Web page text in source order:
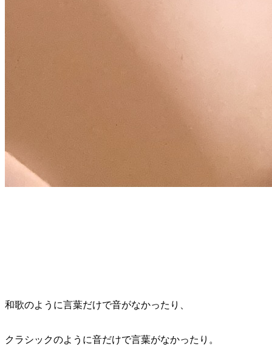
和歌のように言葉だけで音がなかったり、
クラシックのように音だけで言葉がなかったり。